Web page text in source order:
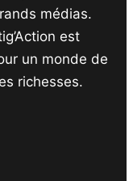
médias.
est
un monde de
richesses.